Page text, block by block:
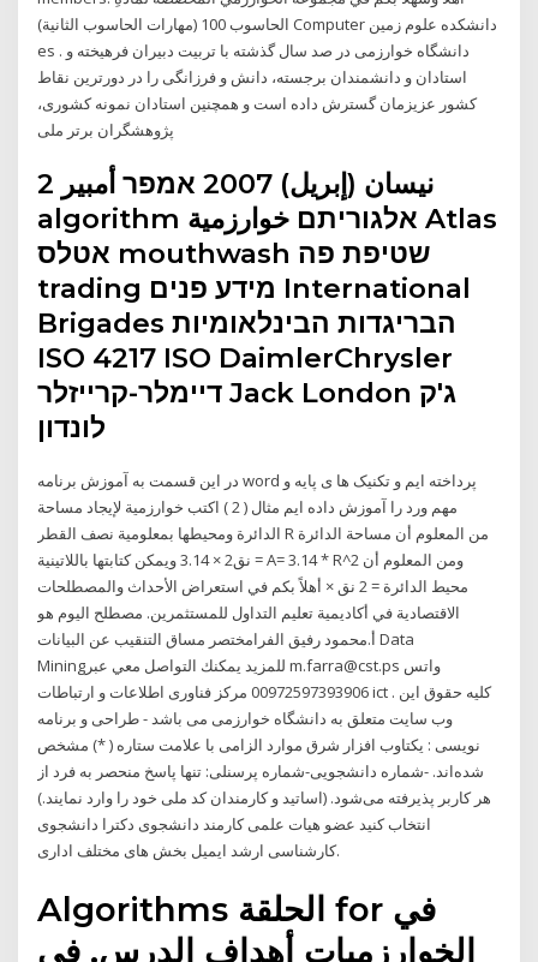
الحاسوب 100 (مهارات الحاسوب الثانية) Computer دانشکده علوم زمین
es . دانشگاه خوارزمی در صد سال گذشته با تربیت دبیران فرهیخته و
استادان و دانشمندان برجسته، دانش و فرزانگی را در دورترین نقاط
کشور عزیزمان گسترش داده است و همچنین استادان نمونه کشوری،
پژوهشگران برتر ملی
2 نيسان (إبريل) 2007 אמפר أمبير
algorithm אלגוריתם خوارزمية Atlas
אטלס mouthwash שטיפת פה
trading מידע פנים International
Brigades הבריגדות הבינלאומיות
ISO 4217 ISO DaimlerChrysler
דיימלר-קרייזלר Jack London ג'ק
לונדון
در این قسمت به آموزش برنامه word پرداخته ایم و تکنیک ها ی پایه و
مهم ورد را آموزش داده ایم مثال ( 2 ) اكتب خوارزمية لإيجاد مساحة
الدائرة ومحيطها بمعلومية نصف القطر R من المعلوم أن مساحة الدائرة
= نق2 × 3.14 ويمكن كتابتها باللاتينية A= 3.14 * R^2 ومن المعلوم أن
محيط الدائرة = 2 نق × أهلاً بكم في استعراض الأحداث والمصطلحات
الاقتصادية في أكاديمية تعليم التداول للمستثمرين. مصطلح اليوم هو
أ.محمود رفيق الفرامختصر مساق التنقيب عن البيانات Data
Miningللمزيد يمكنك التواصل معي عبر m.farra@cst.ps واتس
00972597393906 مرکز فناوری اطلاعات و ارتباطات ict . کلیه حقوق این
وب سایت متعلق به دانشگاه خوارزمی می باشد - طراحی و برنامه
نویسی : یکتاوب افزار شرق موارد الزامی با علامت ستاره ( *) مشخص
شده‌اند. -شماره دانشجویی-شماره پرسنلی: تنها پاسخ منحصر به فرد از
هر کاربر پذیرفته می‌شود. (اساتید و کارمندان کد ملی خود را وارد نمایند.)
انتخاب کنید عضو هیات علمی کارمند دانشجوی دکترا دانشجوی
کارشناسی ارشد ایمیل بخش های مختلف اداری.
Algorithms الحلقة for في
الخوارزميات أهداف الدرس. في